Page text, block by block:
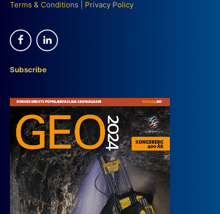
Terms & Conditions Privacy Policy
Subscribe